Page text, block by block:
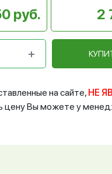
руб. 2
на сайте, НЕ
цену Вы можете у